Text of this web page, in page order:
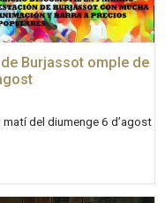
Burjassot omple de
del diumenge 6 d’agost